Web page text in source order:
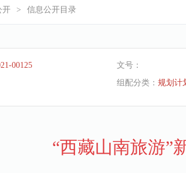
开 > 信息公开目录
00125 文号：
组配分类： 规划计
“西藏山南旅游”